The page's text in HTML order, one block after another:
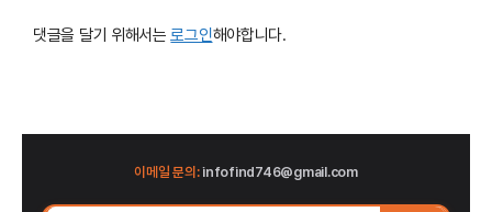
댓글을 달기 위해서는로그인해야합니다.
이메일 문의:infofind746@gmail.com